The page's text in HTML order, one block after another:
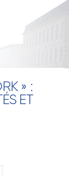
» :
ET